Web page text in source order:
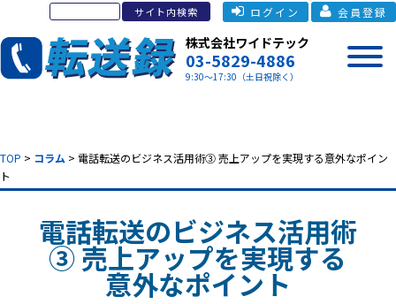
ログイン 会員登録
株式会社ワイドテック
03-5829-4886
9:30～17:30（土日祝除く）
TOP > コラム > 電話転送のビジネス活用術③ 売上アップを実現する意外なポイン
ト
電話転送のビジネス活用術
③ 売上アップを実現する
意外なポイント